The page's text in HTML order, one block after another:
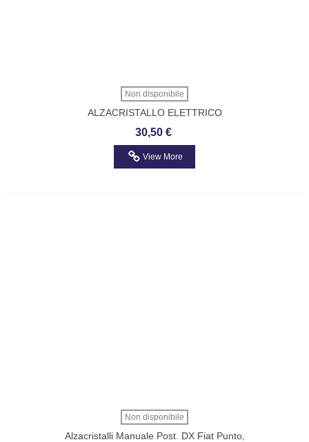
Non disponibile
ALZACRISTALLO ELETTRICO
ANTERIORE SX RHIAG IDEA-MUSA 03-
30,50 €
View More
Non disponibile
Alzacristalli Manuale Post. DX Fiat Punto,